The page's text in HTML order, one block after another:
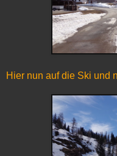
Hier nun auf die Ski und